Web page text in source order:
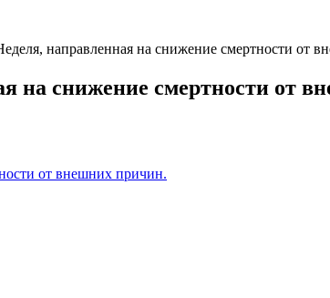
направленная на снижение смертности от
на снижение смертности от